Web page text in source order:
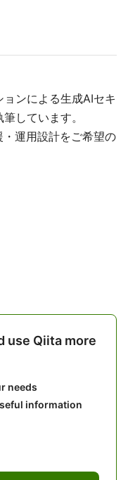
ンによる生成AIセキ
しています。
運用設計をご希望の
use Qiita more
needs
information